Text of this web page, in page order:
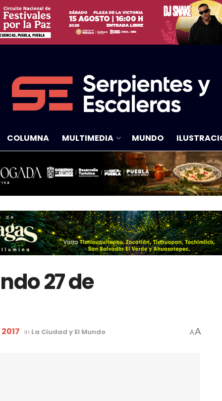
COLUMNA MULTIMEDIA MUNDO
27 de
in La Ciudad y El Mundo AA